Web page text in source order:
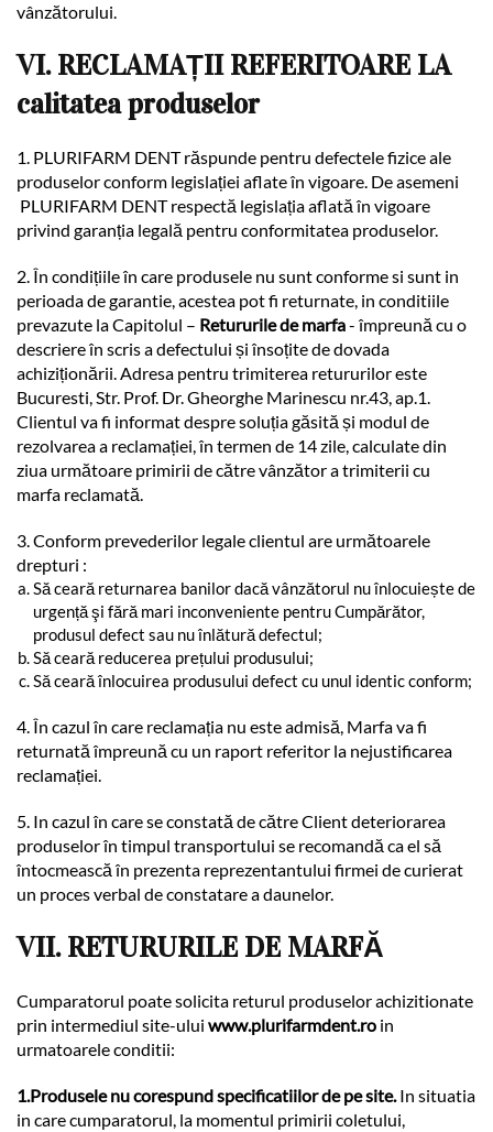
vânzătorului.
VI. RECLAMAȚII REFERITOARE LA
calitatea produselor
1. PLURIFARM DENT răspunde pentru defectele fizice ale
produselor conform legislației aflate în vigoare. De asemeni
PLURIFARM DENT respectă legislația aflată în vigoare
privind garanția legală pentru conformitatea produselor.
2. În condițiile în care produsele nu sunt conforme si sunt in
perioada de garantie, acestea pot fi returnate, in conditiile
prevazute la Capitolul – Retururile de marfa- împreună cu o
descriere în scris a defectului și însoțite de dovada
achiziționării. Adresa pentru trimiterea retururilor este
Bucuresti, Str. Prof. Dr. Gheorghe Marinescu nr.43, ap.1.
Clientul va fi informat despre soluția găsită și modul de
rezolvarea a reclamației, în termen de 14 zile, calculate din
ziua următoare primirii de către vânzător a trimiterii cu
marfa reclamată.
3. Conform prevederilor legale clientul are următoarele
drepturi :
Să ceară returnarea banilor dacă vânzătorul nu înlocuiește de
urgență şi fără mari inconveniente pentru Cumpărător,
produsul defect sau nu înlătură defectul;
Să ceară reducerea prețului produsului;
Să ceară înlocuirea produsului defect cu unul identic conform;
4. În cazul în care reclamația nu este admisă, Marfa va fi
returnată împreună cu un raport referitor la nejustificarea
reclamației.
5. In cazul în care se constată de către Client deteriorarea
produselor în timpul transportului se recomandă ca el să
întocmească în prezenta reprezentantului firmei de curierat
un proces verbal de constatare a daunelor.
VII. RETURURILE DE MARFĂ
Cumparatorul poate solicita returul produselor achizitionate
prin intermediul site-ului www.plurifarmdent.ro in
urmatoarele conditii:
1.Produsele nu corespund specificatiilor de pe site.In situatia
in care cumparatorul, la momentul primirii coletului,